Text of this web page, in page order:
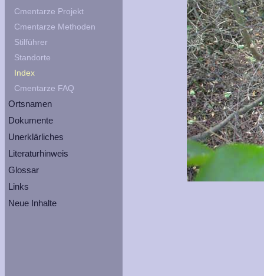
Cmentarze Projekt
Cmentarze Methoden
Stilführer
Standorte
Index
Cmentarze FAQ
Ortsnamen
Dokumente
Unerklärliches
Literaturhinweis
Glossar
Links
Neue Inhalte